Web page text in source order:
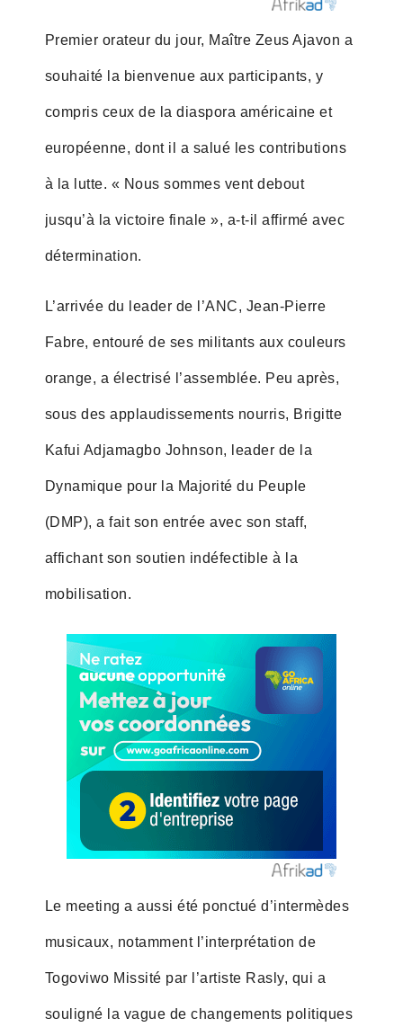
Premier orateur du jour, Maître Zeus Ajavon a
souhaité la bienvenue aux participants, y
compris ceux de la diaspora américaine et
européenne, dont il a salué les contributions
à la lutte. « Nous sommes vent debout
jusqu’à la victoire finale », a-t-il affirmé avec
détermination.
L’arrivée du leader de l’ANC, Jean-Pierre
Fabre, entouré de ses militants aux couleurs
orange, a électrisé l’assemblée. Peu après,
sous des applaudissements nourris, Brigitte
Kafui Adjamagbo Johnson, leader de la
Dynamique pour la Majorité du Peuple
(DMP), a fait son entrée avec son staff,
affichant son soutien indéfectible à la
mobilisation.
Le meeting a aussi été ponctué d’intermèdes
musicaux, notamment l’interprétation de
Togoviwo Missité par l’artiste Rasly, qui a
souligné la vague de changements politiques